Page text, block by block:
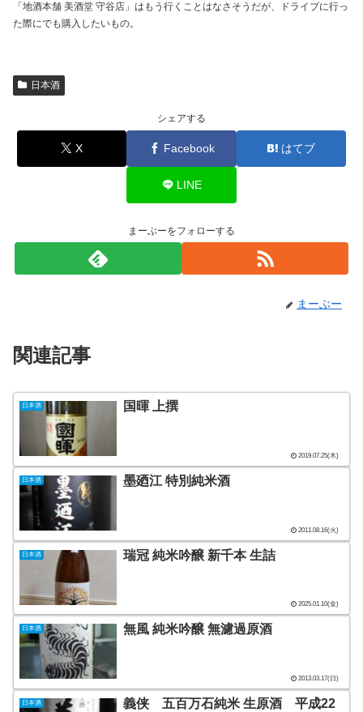
「地酒本舗 美酒堂 守谷店」はもう行くことはなさそうだが、ドライブに行っ
た際にでも購入したいもの。
日本酒
シェアする
X Facebook はてブ
LINE
まーぶーをフォローする
まーぶー
関連記事
日本酒 国暉 上撰
2019.07.25(木)
日本酒 墨廼江 特別純米酒
2011.08.16(火)
日本酒 瑞冠 純米吟醸 新千本 生詰
2025.01.10(金)
日本酒 無風 純米吟醸 無濾過原酒
2013.03.17(日)
日本酒
義侠 五百万石純米 生原酒 平成22